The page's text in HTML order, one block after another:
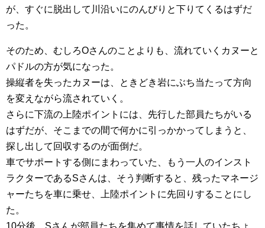
が、すぐに脱出して川沿いにのんびりと下りてくるはずだ
った。
そのため、むしろOさんのことよりも、流れていくカヌーと
パドルの方が気になった。
操縦者を失ったカヌーは、ときどき岩にぶち当たって方向
を変えながら流されていく。
さらに下流の上陸ポイントには、先行した部員たちがいる
はずだが、そこまでの間で何かに引っかかってしまうと、
探し出して回収するのが面倒だ。
車でサポートする側にまわっていた、もう一人のインスト
ラクターであるSさんは、そう判断すると、残ったマネージ
ャーたちを車に乗せ、上陸ポイントに先回りすることにし
た。
10分後、Sさんが部員たちを集めて事情を話していたちょ